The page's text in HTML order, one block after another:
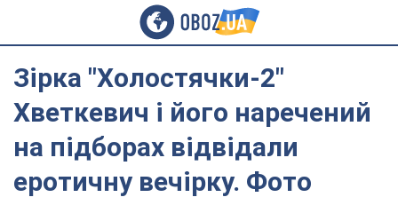
Зірка "Холостячки-2"
Хветкевич і його наречений
на підборах відвідали
еротичну вечірку. Фото